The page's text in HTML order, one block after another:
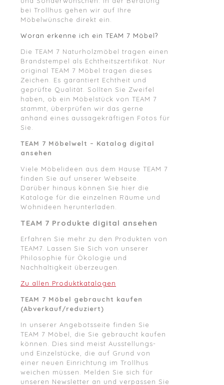
bei Trollhus gehen wir auf Ihre
Möbelwünsche direkt ein.
Woran erkenne ich ein TEAM 7 Möbel?
Die TEAM 7 Naturholzmöbel tragen einen
Brandstempel als Echtheitszertifikat. Nur
original TEAM 7 Möbel tragen dieses
Zeichen. Es garantiert Echtheit und
geprüfte Qualität. Sollten Sie Zweifel
haben, ob ein Möbelstück von TEAM 7
stammt, überprüfen wir das gerne
anhand eines aussagekräftigen Fotos für
Sie.
TEAM 7 Möbelwelt – Katalog digital
ansehen
Viele Möbelideen aus dem Hause TEAM 7
finden Sie auf unserer Webseite.
Darüber hinaus können Sie hier die
Kataloge für die einzelnen Räume und
Wohnideen herunterladen.
TEAM 7 Produkte digital ansehen
Erfahren Sie mehr zu den Produkten von
TEAM7. Lassen Sie Sich von unserer
Philosophie für Ökologie und
Nachhaltigkeit überzeugen.
Zu allen Produktkatalogen
TEAM 7 Möbel gebraucht kaufen
(Abverkauf/reduziert)
In unserer Angebotsseite finden Sie
TEAM 7 Möbel, die Sie gebraucht kaufen
können. Dies sind meist Ausstellungs-
und Einzelstücke, die auf Grund von
einer neuen Einrichtung im Trollhus
weichen müssen. Melden Sie sich für
unseren Newsletter an und verpassen Sie